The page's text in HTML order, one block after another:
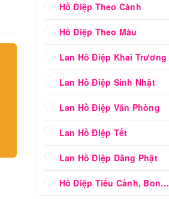
Hồ Điệp Theo Cành
Hồ Điệp Theo Màu
Lan Hồ Điệp Khai Trương
Lan Hồ Điệp Sinh Nhật
Lan Hồ Điệp Văn Phòng
Lan Hồ Điệp Tết
Lan Hồ Điệp Dâng Phật
Hồ Điệp Tiểu Cảnh, Bonsai